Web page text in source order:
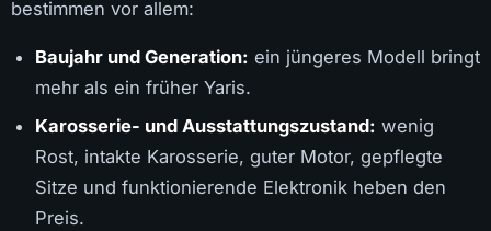
bestimmen vor allem:
Baujahr und Generation: ein jüngeres Modell bringt
mehr als ein früher Yaris.
Karosserie- und Ausstattungszustand: wenig
Rost, intakte Karosserie, guter Motor, gepflegte
Sitze und funktionierende Elektronik heben den
Preis.